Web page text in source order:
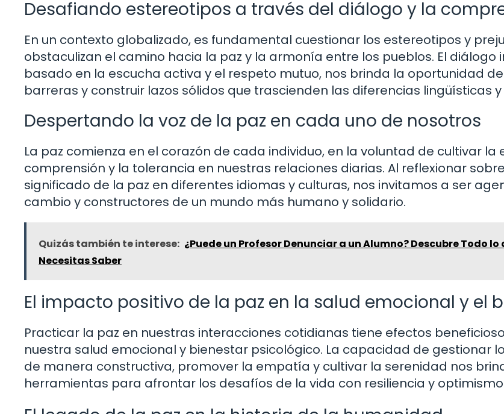
Desafiando estereotipos a través del diálogo y la
En un contexto globalizado, es fundamental cuestionar los estereotipos y
obstaculizan el camino hacia la paz y la armonía entre los pueblos. El diálogo
basado en la escucha activa y el respeto mutuo, nos brinda la oportunidad
barreras y construir lazos sólidos que trascienden las diferencias lingüísticas
Despertando la voz de la paz en cada uno de nosotros
La paz comienza en el corazón de cada individuo, en la voluntad de cultivar la
comprensión y la tolerancia en nuestras relaciones diarias. Al reflexionar
significado de la paz en diferentes idiomas y culturas, nos invitamos a ser
cambio y constructores de un mundo más humano y solidario.
Quizás también te interese: ¿Puede un Profesor Denunciar a un Alumno? Descubre Todo lo
Necesitas Saber
El impacto positivo de la paz en la salud emocional y el
Practicar la paz en nuestras interacciones cotidianas tiene efectos
nuestra salud emocional y bienestar psicológico. La capacidad de gestionar
de manera constructiva, promover la empatía y cultivar la serenidad nos
herramientas para afrontar los desafíos de la vida con resiliencia y